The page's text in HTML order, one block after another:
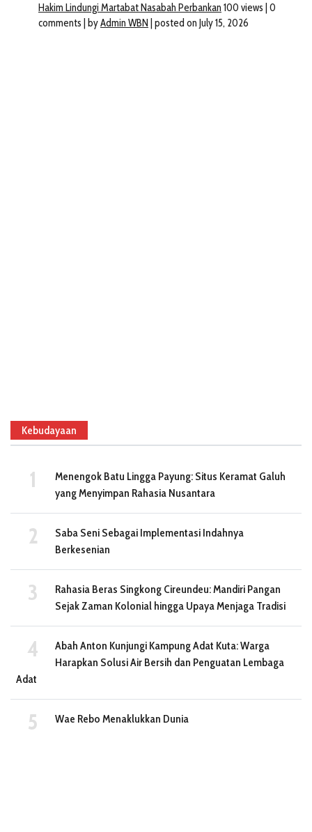
Kebudayaan
Menengok Batu Lingga Payung: Situs Keramat Galuh
yang Menyimpan Rahasia Nusantara
Saba Seni Sebagai Implementasi Indahnya
Berkesenian
Rahasia Beras Singkong Cireundeu: Mandiri Pangan
Sejak Zaman Kolonial hingga Upaya Menjaga Tradisi
Abah Anton Kunjungi Kampung Adat Kuta: Warga
Harapkan Solusi Air Bersih dan Penguatan Lembaga
Adat
Wae Rebo Menaklukkan Dunia